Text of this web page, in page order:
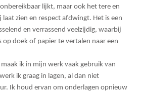
lijkt, maar ook het tere en
zien en respect afdwingt. Het is een
en verrassend veelzijdig, waarbij
op doek of papier te vertalen naar een
ik in mijn werk vaak gebruik van
ik graag in lagen, al dan niet
Ik houd ervan om onderlagen opnieuw